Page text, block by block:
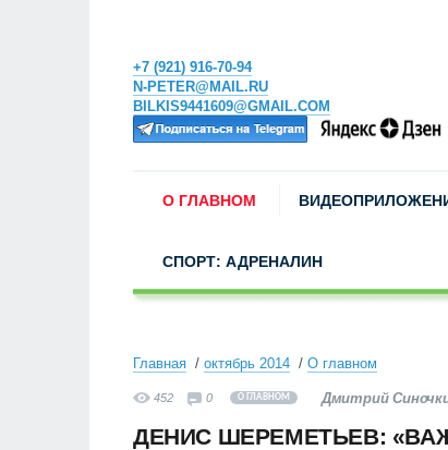
+7 (921) 916-70-94
N-PETER@MAIL.RU
BILKIS9441609@GMAIL.COM
О ГЛАВНОМ
СПОРТ: АДРЕНАЛИН
Главная октябрь 2014 О главном
452 0 О ГЛАВНОМ Дмитрий
ДЕНИС ШЕРЕМЕТЬЕВ: